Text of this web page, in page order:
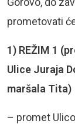
prometovati
1) REŽIM 1
Ulice Juraja
maršala Tita)
– promet